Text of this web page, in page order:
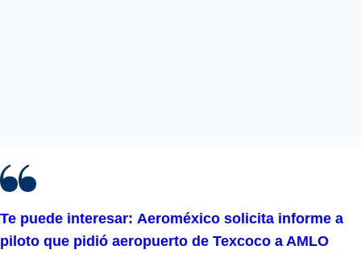
Te puede interesar: Aeroméxico solicita informe a
piloto que pidió aeropuerto de Texcoco a AMLO